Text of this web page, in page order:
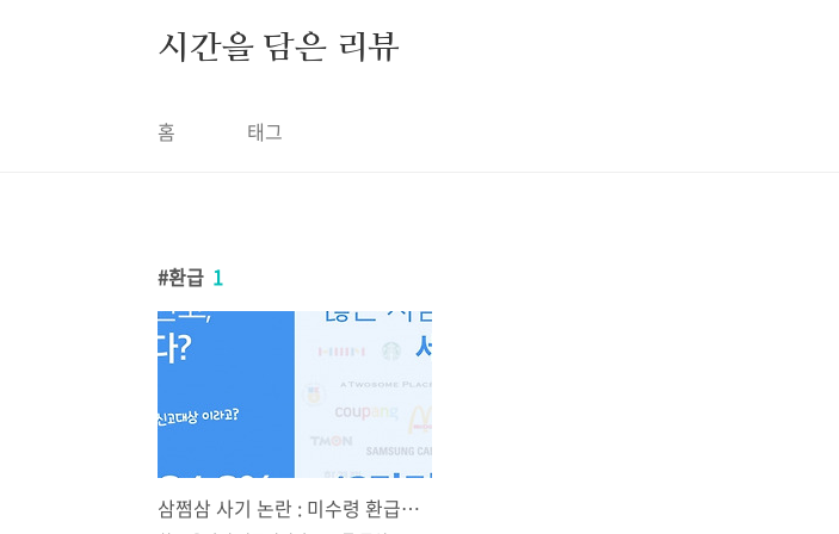
시간을 담은 리뷰
홈 태그
환급 1
삼쩜삼 사기 논란 : 미수령 환급금 조회 한번에 받는법